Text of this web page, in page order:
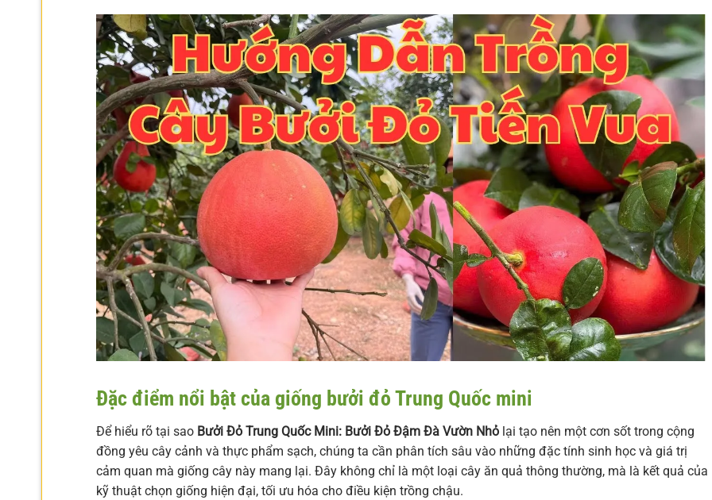
Đặc điểm nổi bật của giống bưởi đỏ Trung Quốc mini
Để hiểu rõ tại sao Bưởi Đỏ Trung Quốc Mini: Bưởi Đỏ Đậm Đà Vườn Nhỏ lại tạo nên một cơn sốt trong cộng
đồng yêu cây cảnh và thực phẩm sạch, chúng ta cần phân tích sâu vào những đặc tính sinh học và giá trị
cảm quan mà giống cây này mang lại. Đây không chỉ là một loại cây ăn quả thông thường, mà là kết quả của
kỹ thuật chọn giống hiện đại, tối ưu hóa cho điều kiện trồng chậu.